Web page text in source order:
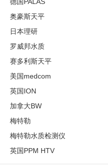
德国PALAS
奥豪斯天平
日本理研
罗威邦水质
赛多利斯天平
美国medcom
英国ION
加拿大BW
梅特勒
梅特勒水质检测仪
英国PPM HTV